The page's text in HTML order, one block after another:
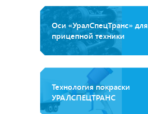
Оси «УралСпецТранс» для
прицепной техники
Технология покраски
УРАЛСПЕЦТРАНС